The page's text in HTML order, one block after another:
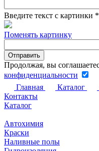
Введите текст с картинки *
Поменять картинку
Продолжая, вы
конфиденциальности
Главная
Каталог
Контакты
Каталог
Автохимия
Краски
Наливные полы